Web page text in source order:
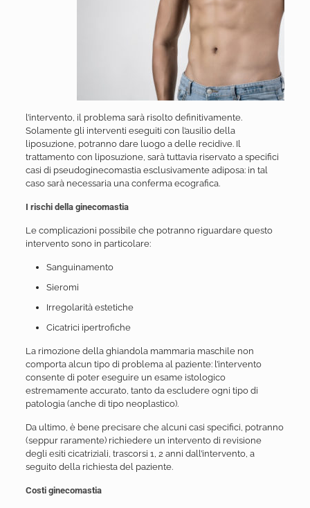
l’intervento, il problema sarà risolto definitivamente.
Solamente gli interventi eseguiti con l’ausilio della
liposuzione, potranno dare luogo a delle recidive. Il
trattamento con liposuzione, sarà tuttavia riservato a specifici
casi di pseudoginecomastia esclusivamente adiposa: in tal
caso sarà necessaria una conferma ecografica.
I rischi della ginecomastia
Le complicazioni possibile che potranno riguardare questo
intervento sono in particolare:
Sanguinamento
Sieromi
Irregolarità estetiche
Cicatrici ipertrofiche
La rimozione della ghiandola mammaria maschile non
comporta alcun tipo di problema al paziente: l’intervento
consente di poter eseguire un esame istologico
estremamente accurato, tanto da escludere ogni tipo di
patologia (anche di tipo neoplastico).
Da ultimo, è bene precisare che alcuni casi specifici, potranno
(seppur raramente) richiedere un intervento di revisione
degli esiti cicatriziali, trascorsi 1, 2 anni dall’intervento, a
seguito della richiesta del paziente.
Costi ginecomastia